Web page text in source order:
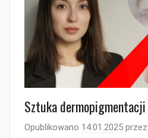
Sztuka
Opublikowano 14.01.2025 przez